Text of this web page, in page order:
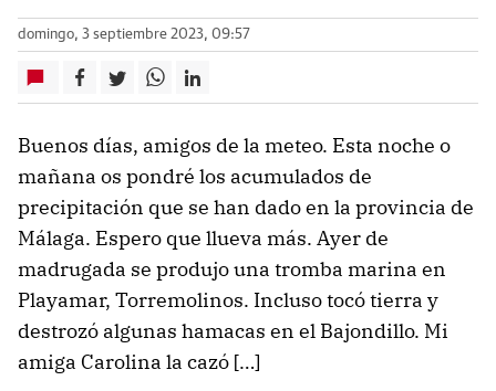
domingo, 3 septiembre 2023, 09:57
Buenos días, amigos de la meteo. Esta noche o
mañana os pondré los acumulados de
precipitación que se han dado en la provincia de
Málaga. Espero que llueva más. Ayer de
madrugada se produjo una tromba marina en
Playamar, Torremolinos. Incluso tocó tierra y
destrozó algunas hamacas en el Bajondillo. Mi
amiga Carolina la cazó […]